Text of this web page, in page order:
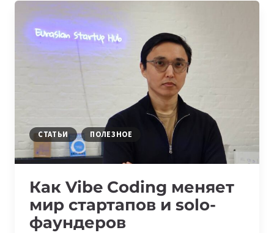
PROTOTYPING
TOOLS:
THE
NEW
WAVE
DEVELOPMENT
IN
KAZAKHSTAN
СТАТЬИ ПОЛЕЗНОЕ
Как Vibe Coding меняет
мир стартапов и solo-
фаундеров